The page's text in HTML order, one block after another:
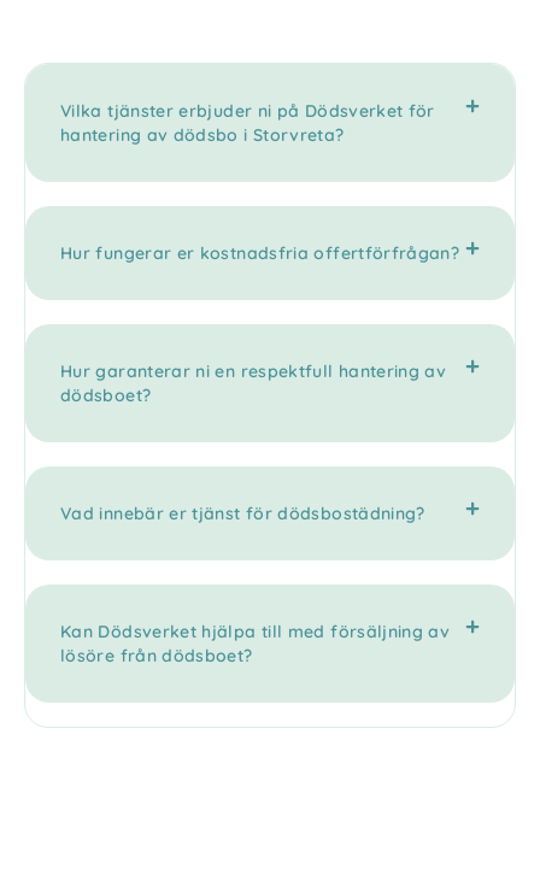
Vilka tjänster erbjuder ni på Dödsverket för
hantering av dödsbo i Storvreta?
Hur fungerar er kostnadsfria offertförfrågan?
Hur garanterar ni en respektfull hantering av
dödsboet?
Vad innebär er tjänst för dödsbostädning?
Kan Dödsverket hjälpa till med försäljning av
lösöre från dödsboet?